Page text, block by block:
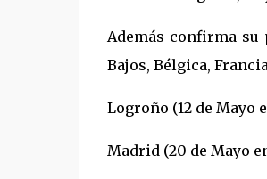
Además confirma
Bajos, Bélgica,
Logroño (12 de Mayo
Madrid (20 de Mayo